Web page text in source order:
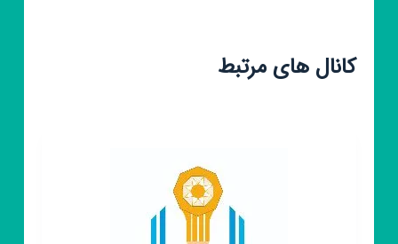
کانال های مرتبط